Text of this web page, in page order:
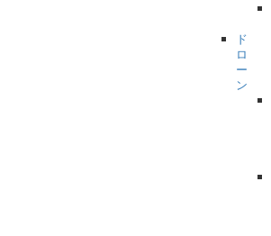
ド
ロ
ー
ン